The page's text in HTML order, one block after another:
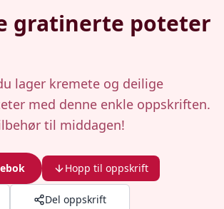
gratinerte poteter
lager kremete og deilige
med denne enkle oppskriften.
til middagen!
Hopp til oppskrift
Del oppskrift